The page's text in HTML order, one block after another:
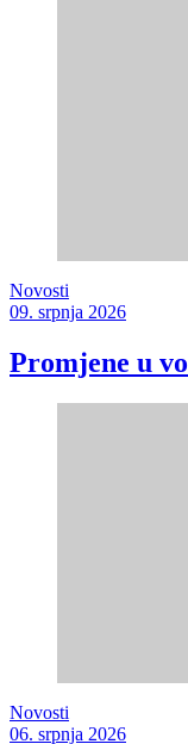
Novosti
09. srpnja 2026
Promjene u
Novosti
06. srpnja 2026